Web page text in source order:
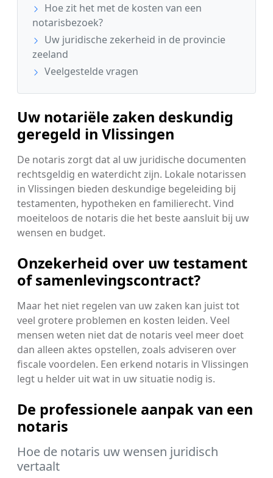
Hoe zit het met de kosten van een
notarisbezoek?
Uw juridische zekerheid in de provincie
zeeland
Veelgestelde vragen
Uw notariële zaken deskundig
geregeld in Vlissingen
De notaris zorgt dat al uw juridische documenten
rechtsgeldig en waterdicht zijn. Lokale notarissen
in Vlissingen bieden deskundige begeleiding bij
testamenten, hypotheken en familierecht. Vind
moeiteloos de notaris die het beste aansluit bij uw
wensen en budget.
Onzekerheid over uw testament
of samenlevingscontract?
Maar het niet regelen van uw zaken kan juist tot
veel grotere problemen en kosten leiden. Veel
mensen weten niet dat de notaris veel meer doet
dan alleen aktes opstellen, zoals adviseren over
fiscale voordelen. Een erkend notaris in Vlissingen
legt u helder uit wat in uw situatie nodig is.
De professionele aanpak van een
notaris
Hoe de notaris uw wensen juridisch
vertaalt